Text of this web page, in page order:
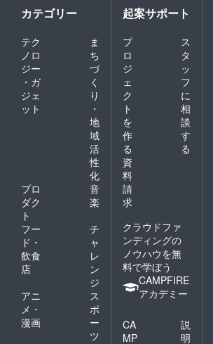
カテゴリー
テク
ノロ
ジー
・ガ
ジェ
ット
ま
ち
づ
く
り
・
地
域
活
性
化
プロ
ダク
ト
音
楽
フー
ド・
飲食
店
チ
ャ
レ
ン
ジ
アニ
メ・
漫画
ス
ポ
ー
ツ
起案サポート
プ
ロ
ジ
ェ
ク
ト
を
作
る
ス
タ
ッ
フ
に
相
談
す
る
資
料
請
求
クラウドファ
ンディングの
ノウハウを無
料で学ぼう
CAMPFIRE
アカデミー
CA
MP
説
明